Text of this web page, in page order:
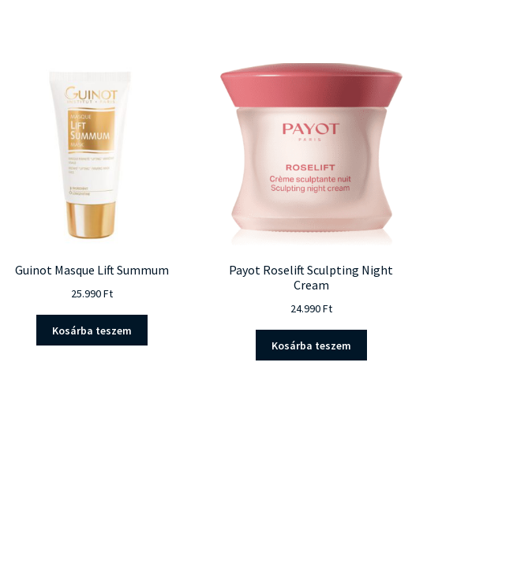
Guinot Masque Lift Summum
25.990Ft
Kosárba teszem
Payot Roselift Sculpting Night
Cream
24.990Ft
Kosárba teszem